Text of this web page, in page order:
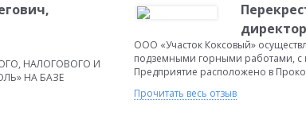
НАЛОГОВОГО И
НА БАЗЕ
ООО «Участок Коксовый»
подземными горными работами, с
Предприятие расположено в
Прочитать весь отзыв